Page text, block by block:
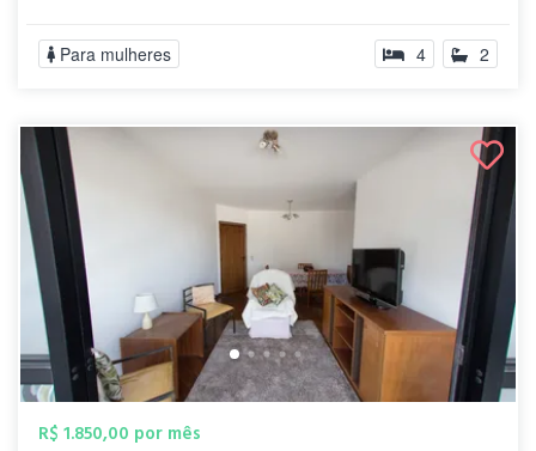
Para mulheres 4 2
R$ 1.850,00 por mês